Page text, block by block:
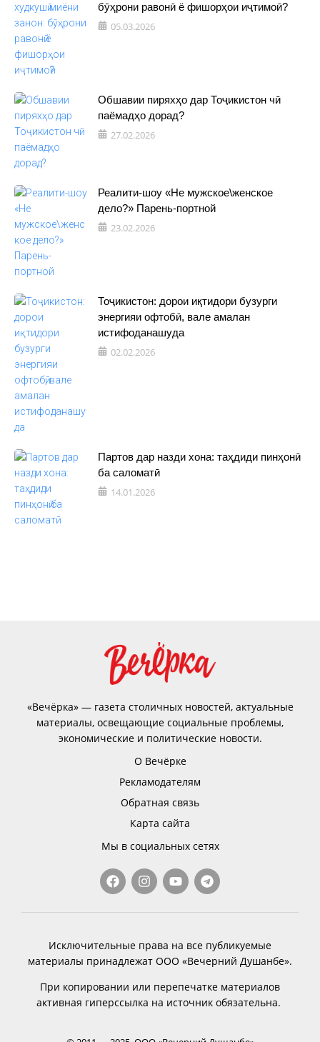
бӯҳрони равонӣ ё фишорҳои иҷтимоӣ?
05.03.2026
Обшавии пиряхҳо дар Тоҷикистон чӣ
паёмадҳо дорад?
27.02.2026
Реалити-шоу «Не мужское\женское
дело?» Парень-портной
23.02.2026
Тоҷикистон: дорои иқтидори бузурги
энергияи офтобӣ, вале амалан
истифоданашуда
02.02.2026
Партов дар назди хона: таҳдиди пинҳонӣ
ба саломатӣ
14.01.2026
«Вечёрка» — газета столичных новостей, актуальные
материалы, освещающие социальные проблемы,
экономические и политические новости.
О Вечёрке
Рекламодателям
Обратная связь
Карта сайта
Мы в социальных сетях
Исключительные права на все публикуемые
материалы принадлежат ООО «Вечерний Душанбе».
При копировании или перепечатке материалов
активная гиперссылка на источник обязательна.